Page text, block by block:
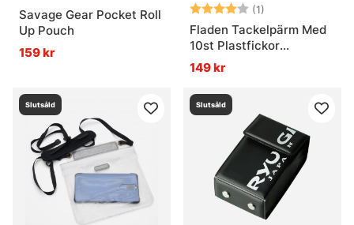
Savage Gear Pocket Roll
Up Pouch
159 kr
Betyg: (1)
Fladen Tackelpärm Med
10st Plastfickor
Tarpaulin 21x36cm
149 kr
Slutsåld Slutsåld